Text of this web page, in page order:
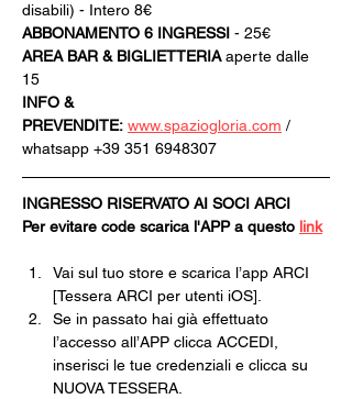
disabili) - Intero 8€
ABBONAMENTO 6 INGRESSI - 25€
AREA BAR & BIGLIETTERIA aperte dalle
15
INFO &
PREVENDITE: www.spaziogloria.com /
whatsapp +39 351 6948307
INGRESSO RISERVATO AI SOCI ARCI
Per evitare code scarica l'APP a questo link
Vai sul tuo store e scarica l’app ARCI
[Tessera ARCI per utenti iOS].
Se in passato hai già effettuato
l’accesso all’APP clicca ACCEDI,
inserisci le tue credenziali e clicca su
NUOVA TESSERA.